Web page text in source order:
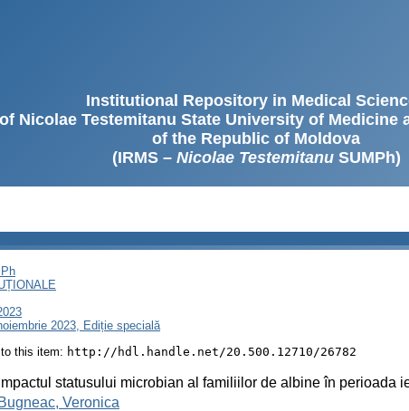
Institutional Repository in Medical
of Nicolae Testemitanu State University of Medicine
of the Republic of Moldova
(IRMS – Nicolae TestemitanuSUMPh)
2023, Ediție specială
this item: http://hdl.handle.net/20.500.12710/26782
Impactul statusului microbian al familiilor de albine în perioada
Bugneac, Veronica